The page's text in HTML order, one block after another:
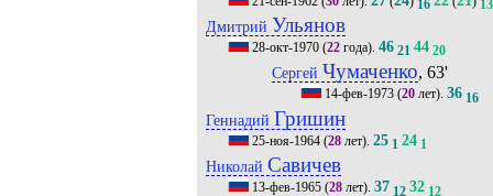
16 13
Дмитрий Ульянов
28-окт-1970(22года). 46 21 44 20
Сергей Чумаченко, 63'
14-фев-1973 (20 лет).36 16
Геннадий Гришин
25-ноя-1964(28лет). 25 1 24 1
Николай Савичев
13-фев-1965(28лет). 37 12 32 12